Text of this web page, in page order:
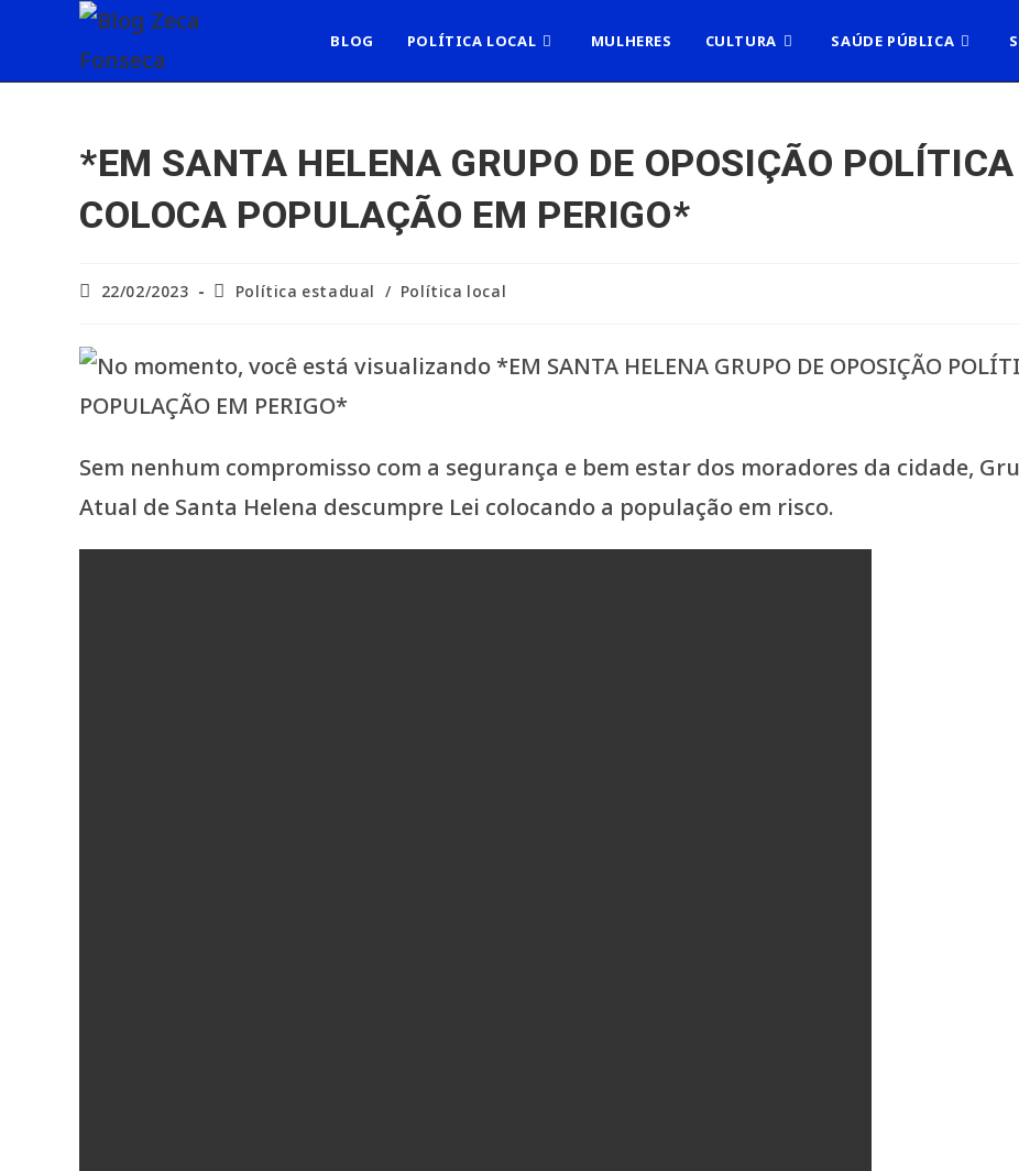
BLOG POLÍTICA LOCAL MULHERES CULTURA SAÚDE PÚBLICA
*EM SANTA HELENA GRUPO DE OPOSIÇÃO
COLOCA POPULAÇÃO EM PERIGO*
Post22/02/2023
Categoria
Política estadual / Política local
Sem nenhum compromisso com a segurança e bem estar dos moradores da cidade,
Atual de Santa Helena descumpre Lei colocando a população em risco.